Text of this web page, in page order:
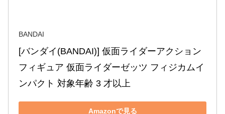
BANDAI
[バンダイ(BANDAI)] 仮面ライダーアクション
フィギュア 仮面ライダーゼッツ フィジカムイ
ンパクト 対象年齢 3 才以上
Amazonで見る